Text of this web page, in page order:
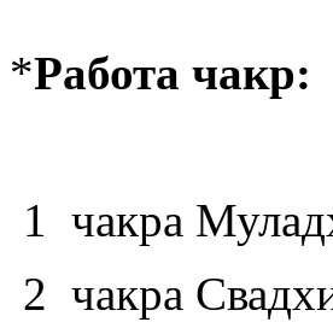
*Работа чакр:
1 чакра
2 чакра